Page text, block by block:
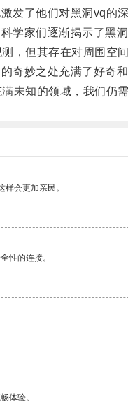
了他们对黑洞vq的深
家们逐渐揭示了黑洞
但其存在对周围空间
妙之处充满了好奇和
知的领域，我们仍需
会更加亲民。
性的连接。
体验。